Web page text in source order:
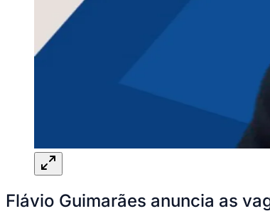
Flávio Guimarães anuncia as